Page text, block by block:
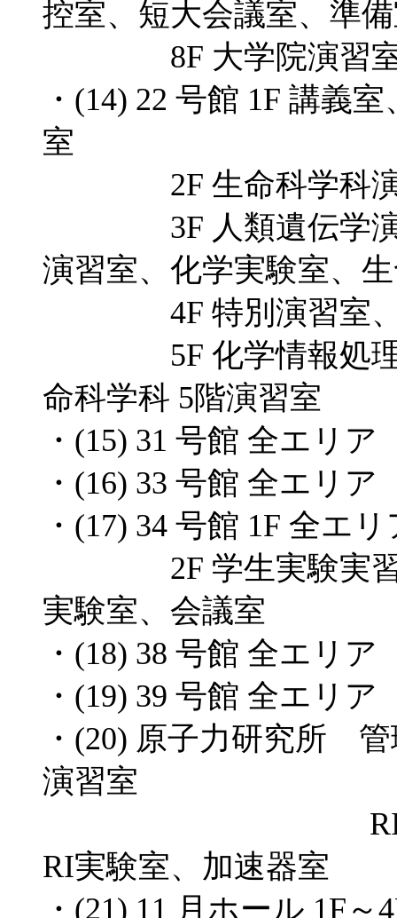
控室、短大会議室、準
8F 大学院演習室 4
・(14) 22 号館 1F 講義
室
2F 生命科学科演習
3F 人類遺伝学演習
演習室、化学実験室、
4F 特別演習室、学
5F 化学情報処理室
命科学科 5階演習室
・(15) 31 号館 全エリア
・(16) 33 号館 全エリア
・(17) 34 号館 1F 全エリ
2F 学生実験実習室
実験室、会議室
・(18) 38 号館 全エリ
・(19) 39 号館 全エリア
・(20) 原子力研究所
演習室
RI棟1階 放射
RI実験室、加速器室
・(21) 11 月ホール 1F